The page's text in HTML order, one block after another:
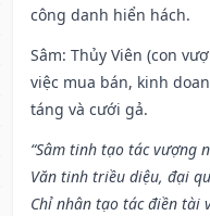
công danh hiển hách.
Sâm: Thủy Viên (con
việc mua bán, kinh
táng và cưới gả.
“Sâm tinh tạo tác vượng
Văn tinh triều diệu, đại
Chỉ nhân tạo tác điền tài